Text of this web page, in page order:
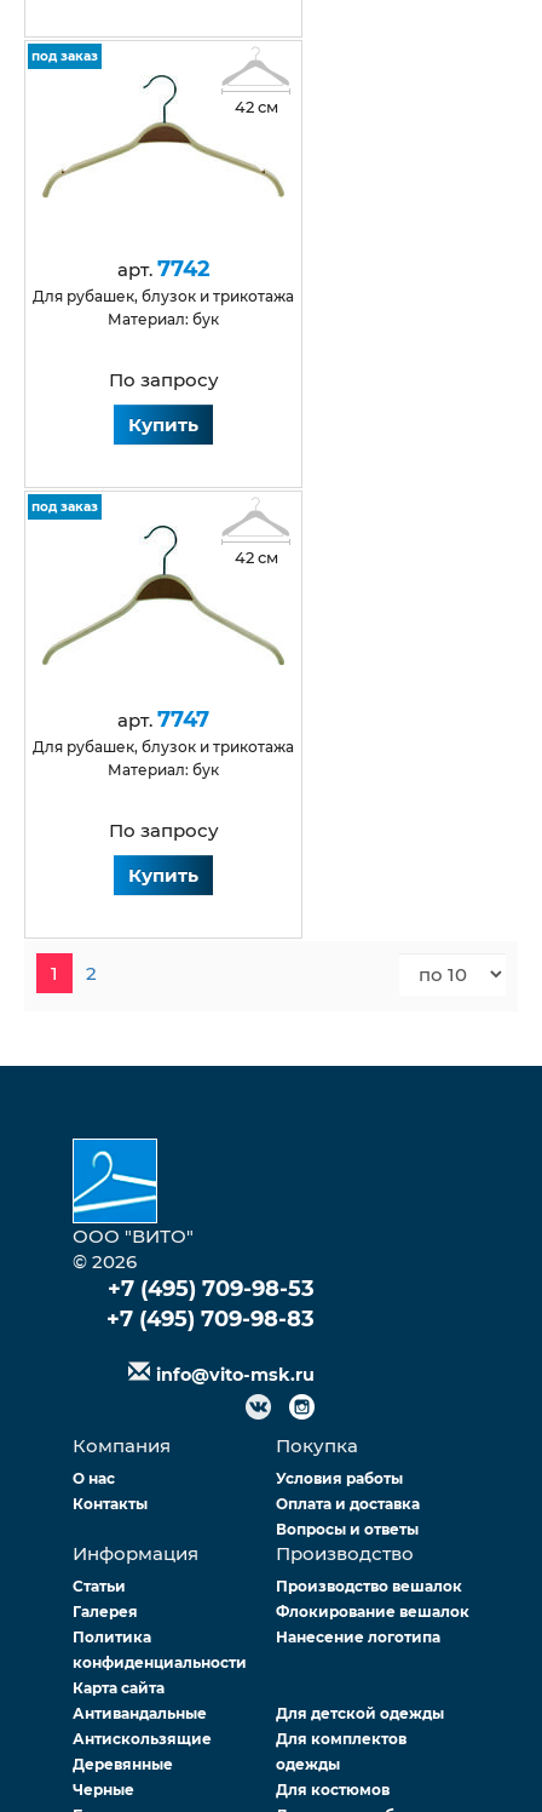
под заказ
42 см
арт. 7742
для рубашек, блузок и трикотажа
Материал: бук
По запросу
Купить
под заказ
42 см
арт. 7747
для рубашек, блузок и трикотажа
Материал: бук
По запросу
Купить
1 2
ООО "ВИТО"
© 2026
Компания
О нас
Контакты
Покупка
Условия работы
Оплата и доставка
Вопросы и ответы
Информация
Статьи
Галерея
Политика
конфиденциальности
Карта сайта
Производство
Производство вешалок
Флокирование вешалок
Нанесение логотипа
Антивандальные
Антискользящие
Деревянные
Черные
Для детской одежды
Для комплектов
одежды
Для костюмов
+7 (495) 709-98-53
+7 (495) 709-98-83
info@vito-msk.ru